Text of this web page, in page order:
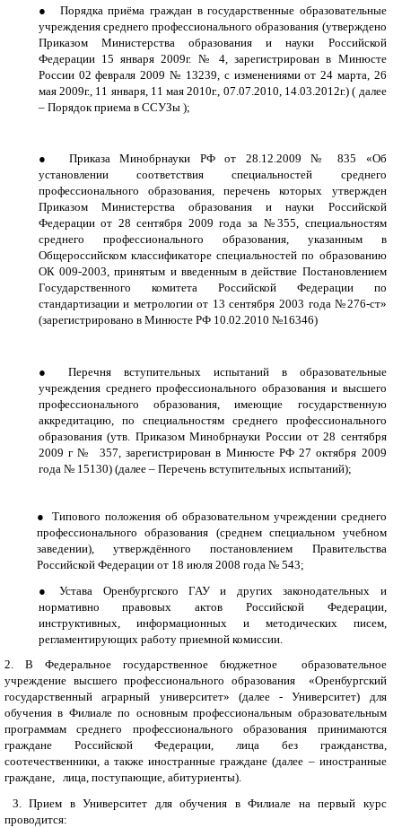
●
Порядка приёма граждан в государственные образовательные
учреждения среднего профессионального образования (утверждено
Приказом Министерства образования и науки Российской
Федерации 15 января 2009г. № 4, зарегистрирован в Минюсте
России 02 февраля 2009 № 13239, с изменениями от 24 марта, 26
мая 2009г., 11 января, 11 мая 2010г., 07.07.2010, 14.03.2012г.) ( далее
– Порядок приема в ССУЗы );
●
Приказа Минобрнауки РФ от 28.12.2009 № 835 «Об
установлении соответствия специальностей среднего
профессионального образования, перечень которых утвержден
Приказом Министерства образования и науки Российской
Федерации от 28 сентября 2009 года за №355, специальностям
среднего профессионального образования, указанным в
Общероссийском классификаторе специальностей по образованию
ОК 009-2003, принятым и введенным в действие Постановлением
Государственного комитета Российской Федерации по
стандартизации и метрологии от 13 сентября 2003 года №276-ст»
(зарегистрировано в Минюсте РФ 10.02.2010 №16346)
● Перечня вступительных испытаний в образовательные
учреждения среднего профессионального образования и высшего
профессионального образования, имеющие государственную
аккредитацию, по специальностям среднего профессионального
образования (утв. Приказом Минобрнауки России от 28 сентября
2009 г №
357, зарегистрирован в Минюсте РФ 27 октября 2009
года № 15130) (далее – Перечень вступительных испытаний);
●
Типового положения об образовательном учреждении среднего
профессионального образования (среднем специальном учебном
заведении), утверждённого постановлением Правительства
Российской Федерации от 18 июля 2008 года № 543;
●
иУстава Оренбургского ГАУ и других законодательных и
нормативно правовых актов Российской Федерации,
инструктивных, информационных и методических писем,
регламентирующих работу приемной комиссии.
2. В Федеральное государственное бюджетное
образовательное
учреждение высшего профессионального образования
«Оренбургский
государственный аграрный университет» (далее - Университет) для
обучения в Филиале по основным профессиональным образовательным
программам среднего профессионального образования принимаются
граждане Российской Федерации, лица без гражданства,
соотечественники, а также иностранные граждане (далее – иностранные
граждане, лица, поступающие, абитуриенты).
3.Прием в Университет для обучения в Филиале на первый курс
проводится: